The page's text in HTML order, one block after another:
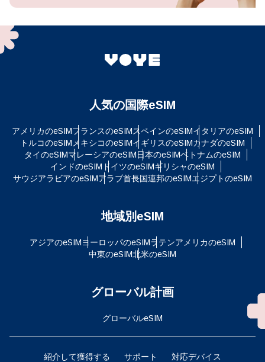
人気の国際eSIM
アメリカのeSIMフランスのeSIMスペインのeSIMイタリアのeSIM
トルコのeSIM メキシコのeSIMイギリスのeSIMカナダのeSIM
タイのeSIMマレーシアのeSIM日本のeSIMベトナムのeSIM
インドのeSIM ドイツのeSIMギリシャのeSIM
サウジアラビアのeSIMアラブ首長国連邦のeSIMエジプトのeSIM
地域別eSIM
アジアのeSIMヨーロッパのeSIMラテンアメリカのeSIM
中東のeSIM北米のeSIM
グローバル計画
グローバルeSIM
紹介して獲得する サポート 対応デバイス